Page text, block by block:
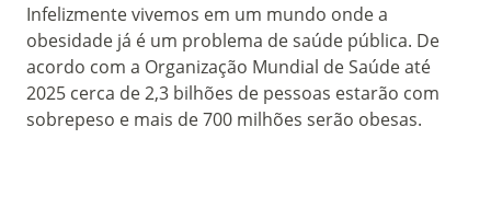
Infelizmente vivemos em um mundo onde a
obesidade já é um problema de saúde pública. De
acordo com a Organização Mundial de Saúde até
2025 cerca de 2,3 bilhões de pessoas estarão com
sobrepeso e mais de 700 milhões serão obesas.